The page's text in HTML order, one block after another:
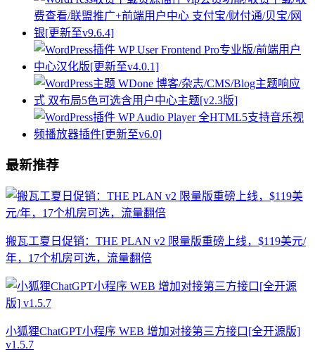
最新推荐
搬瓦工夏日促销：THE PLAN v2 限量版重磅上线，$119美元/
年，17个机房可选，流量翻倍
小狐狸ChatGPT小程序 WEB 增加对接第三方接口[全开源版]
v1.5.7